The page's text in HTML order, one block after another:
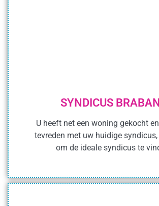
SYNDICUS
U heeft net een woning gekocht
tevreden met uw huidige syndicus,
om de ideale syndicus te